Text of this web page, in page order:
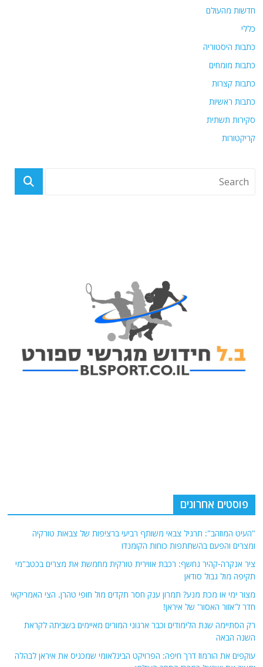
חדשות מהעולם
כללי
כתבות היסטוריה
כתבות מומחים
כתבות קצרות
כתבות ראשיות
סקירות תשתית
קריקטורות
ציר אנקרה-קהיר נחשף: רכבת אווירית טורקית מחמשת את מצרים בכטב"מי
תקיפה מול גבול סודאן
מצור ימי או מכת מנע? תמרון ענק חסר תקדים מול חופי טהרן. הצי האמריקאי
חדר ל'אזור האסור' של איראן!
רק הסתיימה שנת הלימודים וכבר ארגוני המורים מאיימים בשביתה לקראת
השנה הבאה
עוקפים את הורמוז דרך חיפה: הפרויקט הבינלאומי שמכניס את איראן לבהלה
ומציב את ישראל במרכז הסחר העולמי